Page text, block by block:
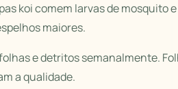
koi comem larvas de mosquito
maiores.
e detritos semanalmente.
a qualidade.